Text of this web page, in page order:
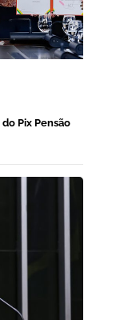
Pix Pensão